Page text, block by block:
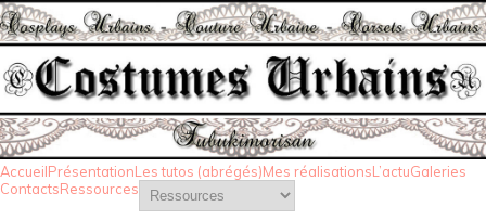
AccueilPrésentationLes tutos (abrégés)Mes réalisationsL’actuGaleries
ContactsRessources